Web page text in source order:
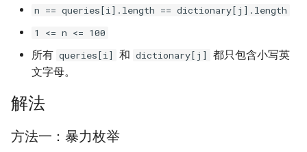
24. 反转链表
26. 树的子结构
27. 二叉树的镜像
28. 对称的二叉树
20. 回文子字符串的个数
21. 删除链表的倒数第 n 个结
点
点
4.1. 节点间通路
4.2. 最小高度树
n == queries[i].length == dictionary[j].length
1 <= n <= 100
所有 queries[i] 和 dictionary[j]
都只包含小写英
文字母。
解法
方法一：暴力枚举